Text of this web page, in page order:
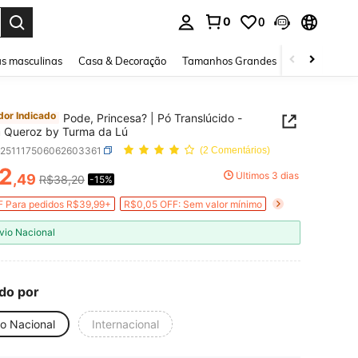
0 0
masculinas Casa & Decoração Tamanhos Grandes Joias e
Indicado
Pode, Princesa? | Pó Translúcido -
Queroz by Turma da Lú
(2 Comentários)
AND AVAILABILITY
,49 R$38,20 -15% Últimos 3 dias
Para pedidos R$39,99+ R$0,05 OFF: Sem valor mínimo
Nacional
por
Nacional Internacional